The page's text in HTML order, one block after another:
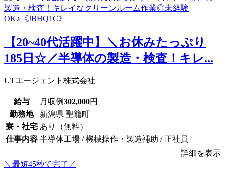
【20~40代活躍中】＼お休みたっぷり
185日☆／半導体の製造・検査！キレ...
UTエージェント株式会社
給与 月収例302,000円
勤務地
新潟県 聖籠町
寮・社宅 あり（無料）
仕事内容 半導体工場 / 機械操作・製造補助 / 正社員
詳細を表示
＼最短45秒で完了／